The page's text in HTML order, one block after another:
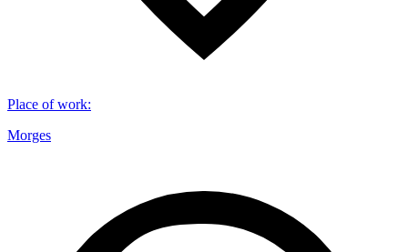
Place of work:
Morges